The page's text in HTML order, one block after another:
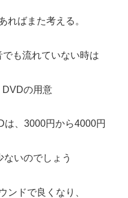
ればまた考える。
も流れていない時は
DVDの用意
は、3000円から4000円
いのでしょう
ンドで良くなり、